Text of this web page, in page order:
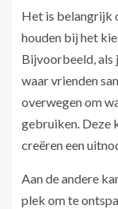
Het is belangrijk
houden bij het
Bijvoorbeeld, als
waar vrienden
overwegen om
gebruiken. Deze
creëren een
Aan de andere
plek om te